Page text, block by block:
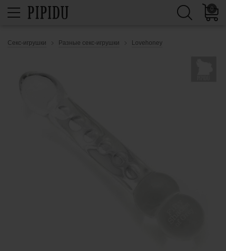
0
Секс-игрушки Разные секс-игрушки Lovehoney